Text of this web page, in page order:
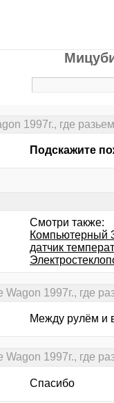
1997г., где
Подскажите
Смотри также:
Компьютерный
датчик
1997г., где
Между рулём и
1997г., где
Спасибо